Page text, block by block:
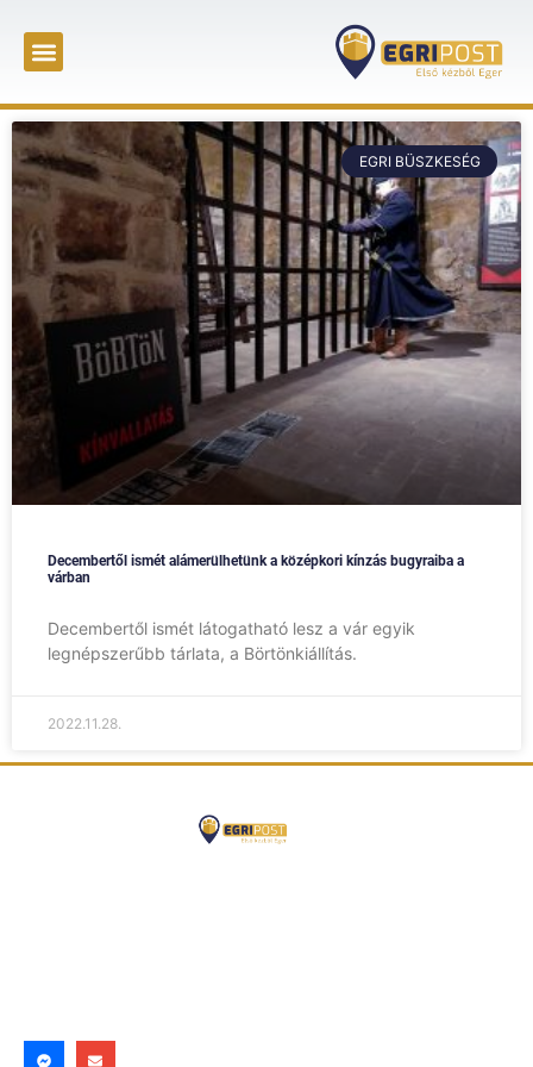
EGRI BÜSZKESÉG
Decembertől ismét alámerülhetünk a középkori kínzás bugyraiba a
várban
Decembertől ismét látogatható lesz a vár egyik
legnépszerűbb tárlata, a Börtönkiállítás.
2022.11.28.